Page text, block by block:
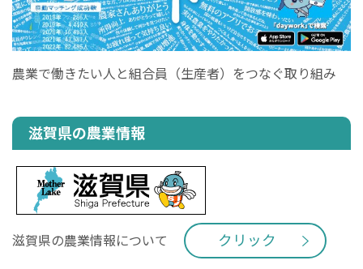
農業で働きたい人と組合員（生産者）をつなぐ取り組み
滋賀県の農業情報
滋賀県の農業情報について クリック